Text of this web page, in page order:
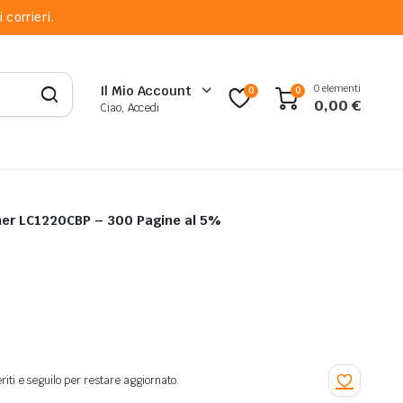
corrieri.
Il Mio Account
Ciao, Accedi
0 0 0 elementi
0,00€
LC1220CBP – 300 Pagine al 5%